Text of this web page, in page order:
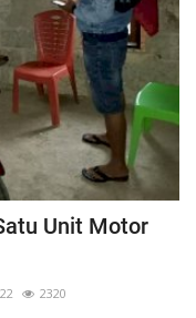
Unit Motor
2320